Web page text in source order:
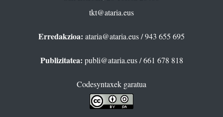
tkt@ataria.eus
Erredakzioa: ataria@ataria.eus/ 943 655 695
Publizitatea: publi@ataria.eus/ 661 678 818
Codesyntaxek garatua